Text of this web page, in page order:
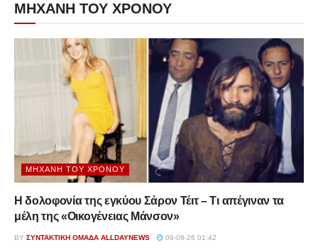
ΜΗΧΑΝΗ ΤΟΥ ΧΡΟΝΟΥ
ΜΗΧΑΝΉ ΤΟΥ ΧΡΌΝΟΥ
Η δολοφονία της εγκύου Σάρον Τέιτ – Τι απέγιναν τα
μέλη της «Οικογένειας Μάνσον»
BY ΣΥΝΤΑΚΤΙΚΉ ΟΜΆΔΑ ALLDAYNEWS 09-08-26 01:42